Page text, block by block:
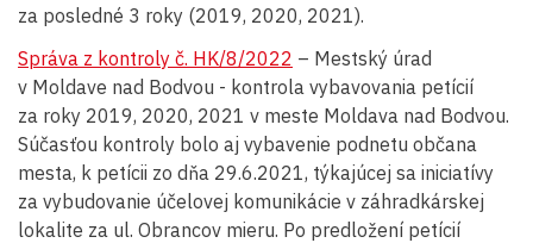
za posledné 3 roky (2019, 2020, 2021).
Správa z kontroly č. HK/8/2022 – Mestský úrad
v Moldave nad Bodvou - kontrola vybavovania petícií
za roky 2019, 2020, 2021 v meste Moldava nad Bodvou.
Súčasťou kontroly bolo aj vybavenie podnetu občana
mesta, k petícii zo dňa 29.6.2021, týkajúcej sa iniciatívy
za vybudovanie účelovej komunikácie v záhradkárskej
lokalite za ul. Obrancov mieru. Po predložení petícií